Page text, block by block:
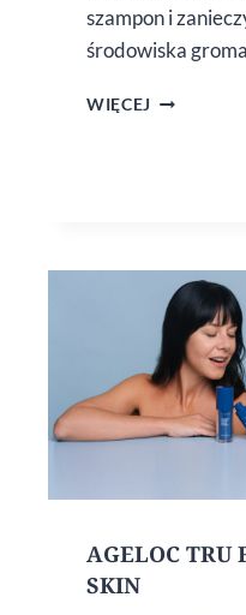
szampon i
środowiska
WIĘCEJ DLACZEGO
AGELOC TRU
SKIN